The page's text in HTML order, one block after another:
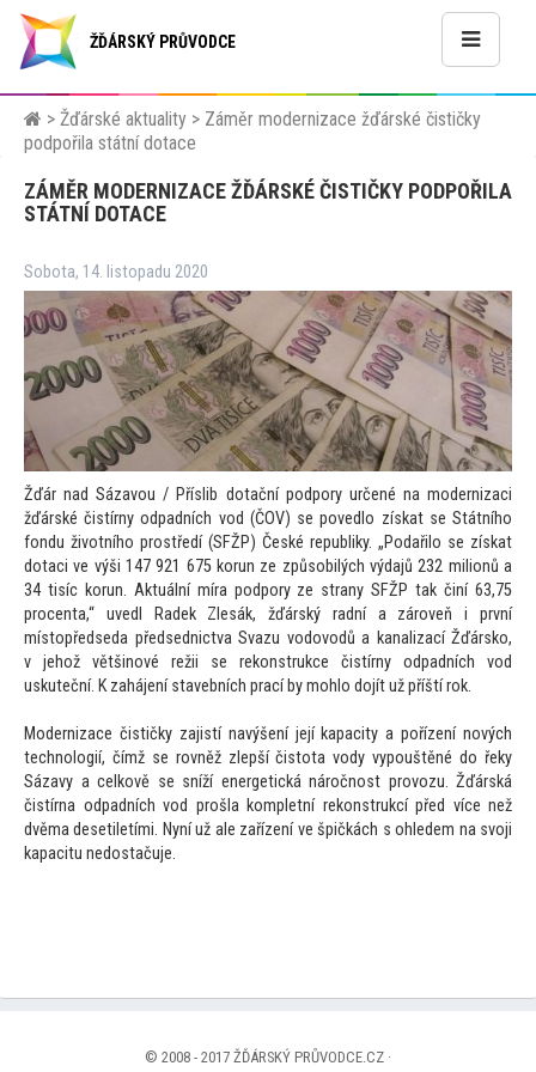
ŽĎÁRSKÝ PRŮVODCE
> Žďárské aktuality > Záměr modernizace žďárské čističky
podpořila státní dotace
ZÁMĚR MODERNIZACE ŽĎÁRSKÉ ČISTIČKY PODPOŘILA
STÁTNÍ DOTACE
Sobota, 14. listopadu 2020
Žďár nad Sázavou / Příslib dotační podpory určené na modernizaci
žďárské čistírny odpadních vod (ČOV) se povedlo získat se Státního
fondu životního prostředí (SFŽP) České republiky. „Podařilo se získat
dotaci ve výši 147 921 675 korun ze způsobilých výdajů 232 milionů a
34 tisíc korun. Aktuální míra podpory ze strany SFŽP tak činí 63,75
procenta,“ uvedl Radek Zlesák, žďárský radní a zároveň i první
místopředseda předsednictva Svazu vodovodů a kanalizací Žďársko,
v jehož většinové režii se rekonstrukce čistírny odpadních vod
uskuteční. K zahájení stavebních prací by mohlo dojít už příští rok.
Modernizace čističky zajistí navýšení její kapacity a pořízení nových
technologií, čímž se rovněž zlepší čistota vody vypouštěné do řeky
Sázavy a celkově se sníží energetická náročnost provozu. Žďárská
čistírna odpadních vod prošla kompletní rekonstrukcí před více než
dvěma desetiletími. Nyní už ale zařízení ve špičkách s ohledem na svoji
kapacitu nedostačuje.
© 2008 - 2017 ŽĎÁRSKÝ PRŮVODCE.CZ ·